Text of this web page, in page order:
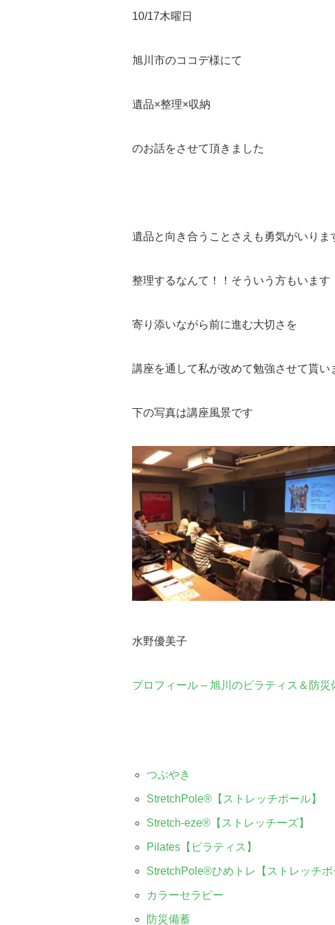
10/17木曜日
旭川市のココデ様にて
遺品×整理×収納
のお話をさせて頂きました
遺品と向き合うことさえも勇気がいりま
整理するなんて！！そういう方もいます
寄り添いながら前に進む大切さを
講座を通して私が改めて勉強させて貰い
下の写真は講座風景です
水野優美子
プロフィール – 旭川のピラティス＆防
つぶやき
StretchPole®︎【ストレッチポール】
Stretch-eze®︎【ストレッチーズ】
Pilates【ピラティス】
StretchPole®︎ひめトレ【ストレッチポ
カラーセラピー
防災備蓄